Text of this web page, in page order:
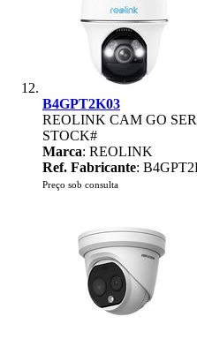
B4GPT2K03
REOLINK CAM GO
STOCK#
Marca: REOLINK
Ref. Fabricante:
Preço sob consulta